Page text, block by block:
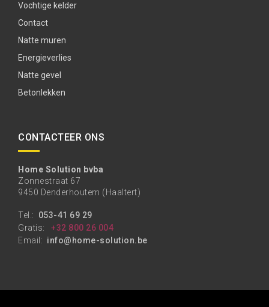
Vochtige kelder
Contact
Natte muren
Energieverlies
Natte gevel
Betonlekken
CONTACTEER ONS
Home Solution bvba
Zonnestraat 67
9450 Denderhoutem (Haaltert)
Tel.: 053-41 69 29
Gratis:
+32 800 26 004
Email: info@home-solution.be